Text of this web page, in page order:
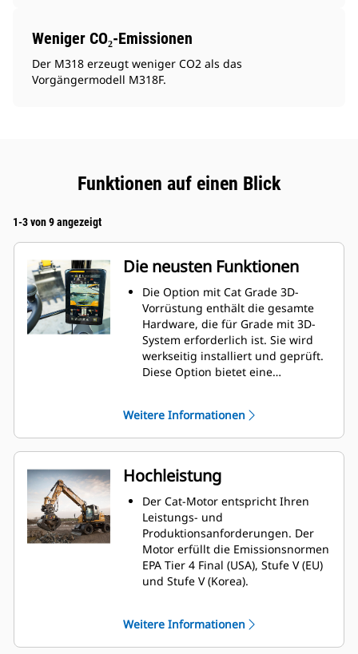
Weniger CO₂-Emissionen
Der M318 erzeugt weniger CO2 als das
Vorgängermodell M318F.
Funktionen auf einen Blick
1-3 von 9 angezeigt
Die neusten Funktionen
Die Option mit Cat Grade 3D-
Vorrüstung enthält die gesamte
Hardware, die für Grade mit 3D-
System erforderlich ist. Sie wird
werkseitig installiert und geprüft.
Diese Option bietet eine
Erstanschaffung Grade mit 3D
hinzufügen möchten. Zur
Aktivierung wenden Sie sich an
Ihren Cat-Händler, um die
erforderlichen 3D-Software-
Lizenzen zu kaufen. Die Lizenzen
können remote installiert oder
manuell auf die Maschine geladen
werden.
Weitere Informationen
Hochleistung
Der Cat-Motor entspricht Ihren
Leistungs- und
Produktionsanforderungen. Der
Motor erfüllt die Emissionsnormen
EPA Tier 4 Final (USA), Stufe V (EU)
und Stufe V (Korea).
die Maschine zwischen
Einsatzorten zu überführen.
Weitere Informationen